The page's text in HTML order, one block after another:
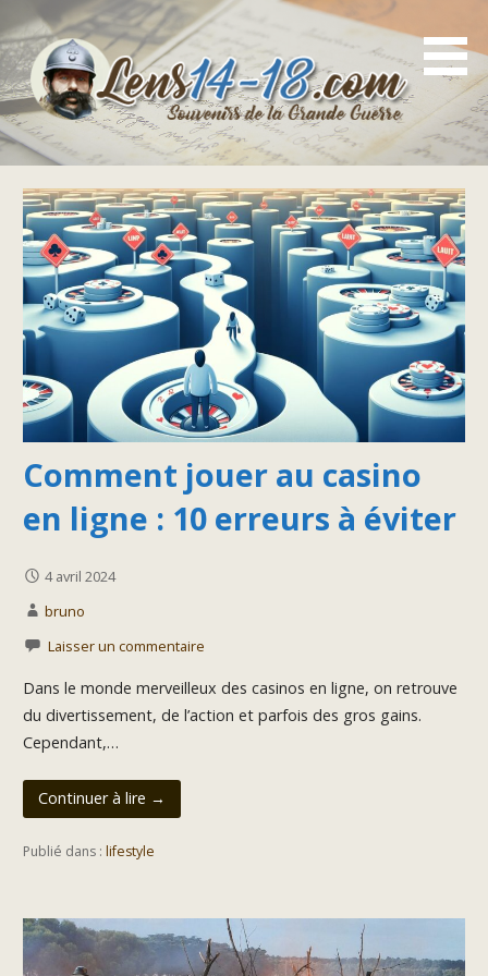
Passer
au
contenu
lens14-18.com
Souvenirs de la Grande Guerre
Comment jouer au casino
en ligne : 10 erreurs à éviter
4 avril 2024
bruno
Laisser un commentaire
Dans le monde merveilleux des casinos en ligne, on retrouve
du divertissement, de l’action et parfois des gros gains.
Cependant,…
Continuer à lire →
Publié dans : lifestyle